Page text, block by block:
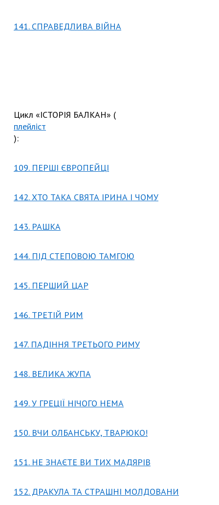
141. СПРАВЕДЛИВА ВІЙНА
Цикл «ІСТОРІЯ БАЛКАН» (
плейліст
):
109. ПЕРШІ ЄВРОПЕЙЦІ
142. ХТО ТАКА СВЯТА ІРИНА І ЧОМУ
143. РАШКА
144. ПІД СТЕПОВОЮ ТАМГОЮ
145. ПЕРШИЙ ЦАР
146. ТРЕТІЙ РИМ
147. ПАДІННЯ ТРЕТЬОГО РИМУ
148. ВЕЛИКА ЖУПА
149. У ГРЕЦІЇ НІЧОГО НЕМА
150. ВЧИ ОЛБАНСЬКУ, ТВАРЮКО!
151. НЕ ЗНАЄТЕ ВИ ТИХ МАДЯРІВ
152. ДРАКУЛА ТА СТРАШНІ МОЛДОВАНИ